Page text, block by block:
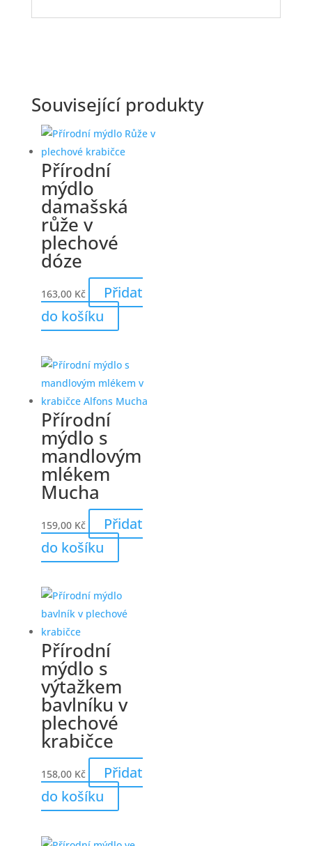
Související produkty
Přírodní
mýdlo
damašská
růže v
plechové
dóze
163,00 Kč
Přidat
do košíku
Přírodní
mýdlo s
mandlovým
mlékem
Mucha
159,00 Kč
Přidat
do košíku
Přírodní
mýdlo s
výtažkem
bavlníku v
plechové
krabičce
158,00 Kč
Přidat
do košíku